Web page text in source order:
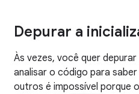
Depurar a
Às vezes, você quer
analisar o código para
outros é impossível porque